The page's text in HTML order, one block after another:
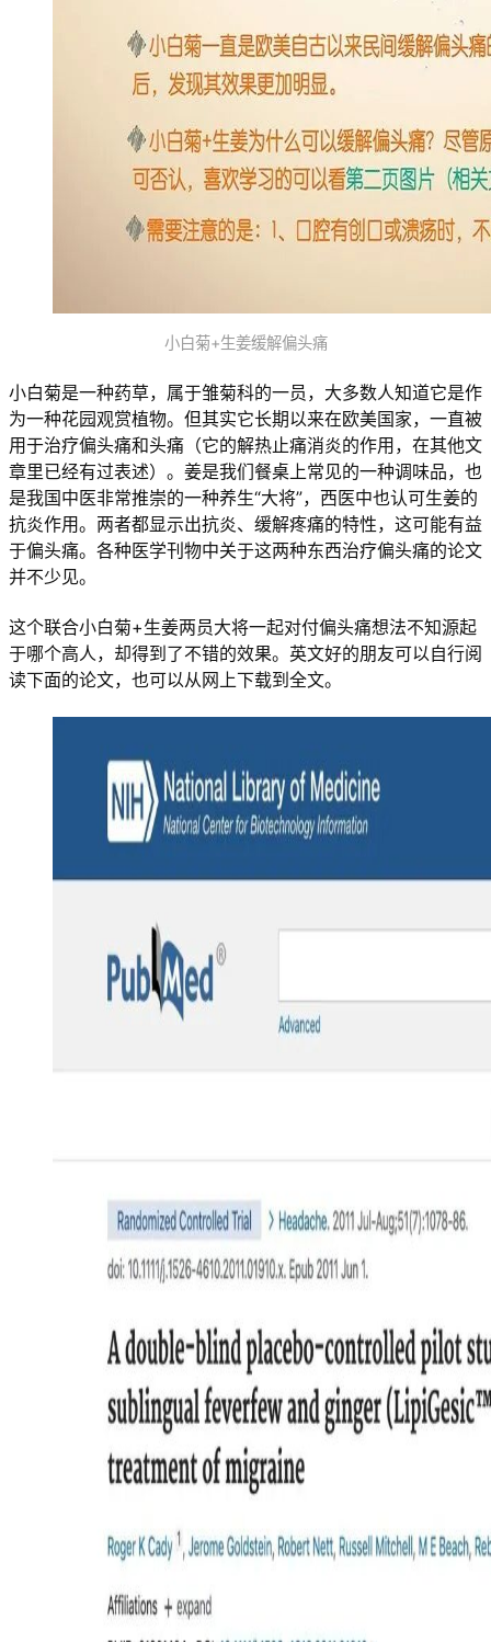
小白菊+生姜缓解偏头痛
小白菊是一种药草，属于雏菊科的一员，大多数人知道它是作
为一种花园观赏植物。但其实它长期以来在欧美国家，一直被
用于治疗偏头痛和头痛（它的解热止痛消炎的作用，在其他文
章里已经有过表述）。姜是我们餐桌上常见的一种调味品，也
是我国中医非常推崇的一种养生“大将”，西医中也认可生姜的
抗炎作用。两者都显示出抗炎、缓解疼痛的特性，这可能有益
于偏头痛。各种医学刊物中关于这两种东西治疗偏头痛的论文
并不少见。
这个联合小白菊+生姜两员大将一起对付偏头痛想法不知源起
于哪个高人，却得到了不错的效果。英文好的朋友可以自行阅
读下面的论文，也可以从网上下载到全文。